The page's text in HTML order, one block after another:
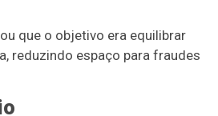
que o objetivo era equilibrar
reduzindo espaço para fraudes